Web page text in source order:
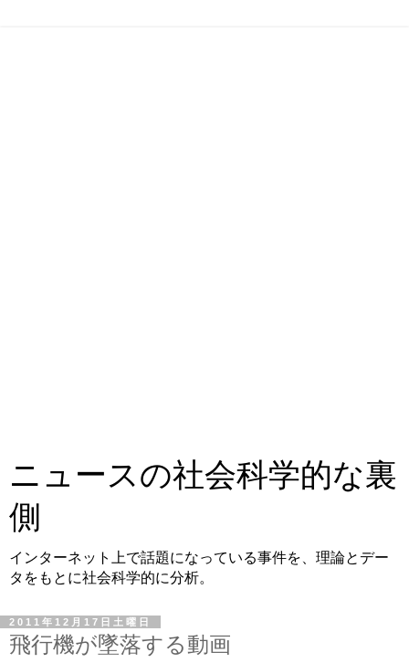
ニュースの社会科学的な裏
側
インターネット上で話題になっている事件を、理論とデー
タをもとに社会科学的に分析。
2011年12月17日土曜日
飛行機が墜落する動画